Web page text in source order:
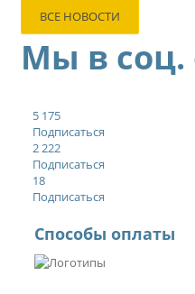
ВСЕ НОВОСТИ
Мы в соц.
5 175
Подписаться
2 222
Подписаться
18
Подписаться
Способы оплаты